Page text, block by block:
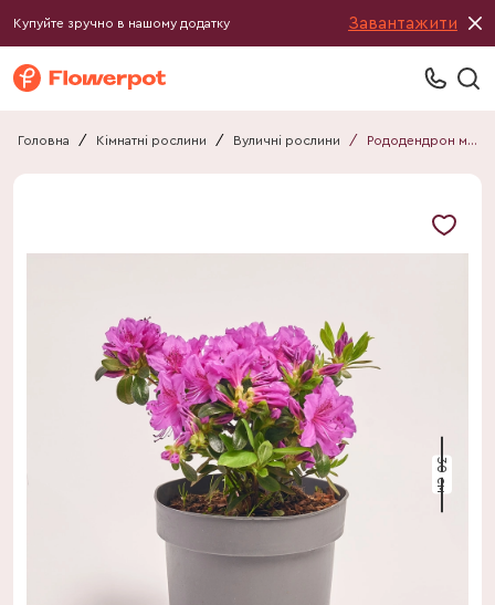
Купуйте зручно в нашому додатку Завантажити
Головна / Кімнатні рослини / Вуличні рослини / Рододендрон мікс
30 см